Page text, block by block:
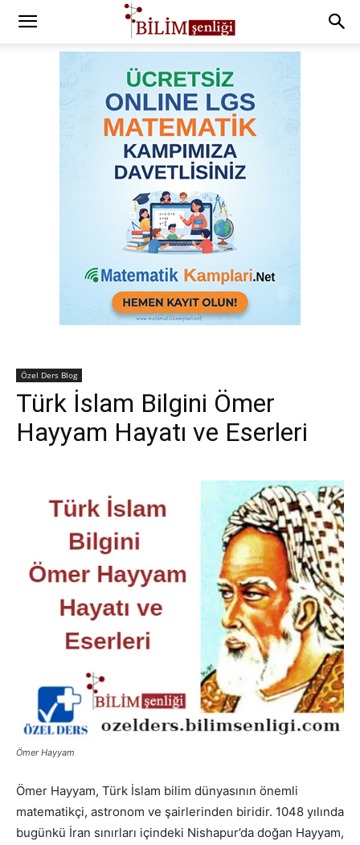
Özel Ders Blog
Türk İslam Bilgini Ömer
Hayyam Hayatı ve Eserleri
Ömer Hayyam
Ömer Hayyam, Türk İslam bilim dünyasının önemli
matematikçi, astronom ve şairlerinden biridir. 1048 yılında
bugünkü İran sınırları içindeki Nishapur’da doğan Hayyam,